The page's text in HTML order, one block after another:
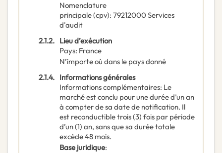
Nomenclature
principale(cpv): 79212000 Services
d'audit
2.1.2. Lieu d’exécution
Pays: France
N’importe où dans le pays donné
2.1.4. Informations générales
Informations complémentaires: Le
marché est conclu pour une durée d’un an
à compter de sa date de notification. Il
est reconductible trois (3) fois par période
d’un (1) an, sans que sa durée totale
excède 48 mois.
Base juridique: